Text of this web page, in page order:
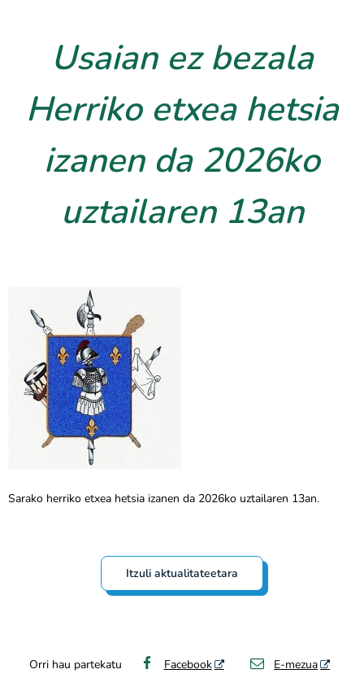
Usaian ez bezala
Herriko etxea hetsia
izanen da 2026ko
uztailaren 13an
Sarako herriko etxea hetsia izanen da 2026ko uztailaren 13an.
Itzuli aktualitateetara
Orri hau partekatu Facebook E-mezua